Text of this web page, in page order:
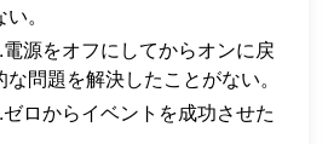
。
源をオフにしてからオンに戻
問題を解決したことがない。
ロからイベントを成功させた